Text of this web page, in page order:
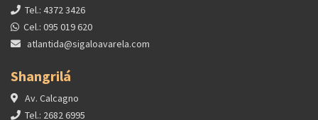
Tel.: 4372 3426
Cel.: 095 019 620
atlantida@sigaloavarela.com
Shangrilá
Av. Calcagno
Tel.: 2682 6995